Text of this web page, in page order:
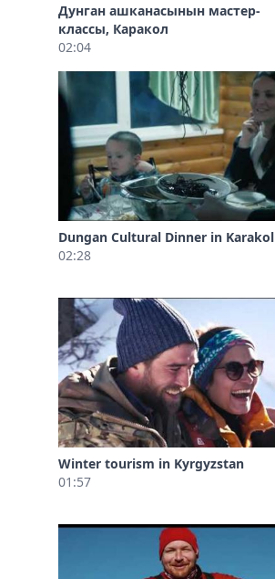
Дунган ашканасынын мастер-
классы, Каракол
02:04
Dungan Cultural Dinner in Karakol
02:28
Winter tourism in Kyrgyzstan
01:57